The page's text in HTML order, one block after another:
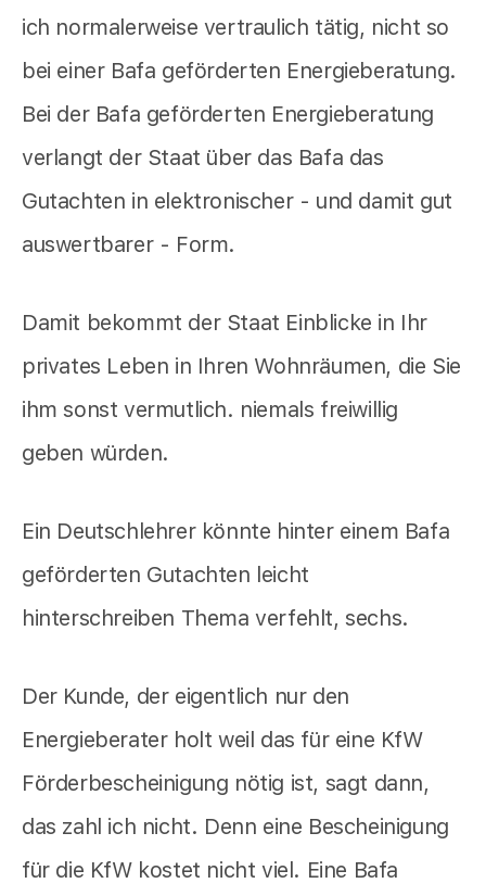
ich normalerweise vertraulich tätig, nicht so
bei einer Bafa geförderten Energieberatung.
Bei der Bafa geförderten Energieberatung
verlangt der Staat über das Bafa das
Gutachten in elektronischer - und damit gut
auswertbarer - Form.
Damit bekommt der Staat Einblicke in Ihr
privates Leben in Ihren Wohnräumen, die Sie
ihm sonst vermutlich. niemals freiwillig
geben würden.
Ein Deutschlehrer könnte hinter einem Bafa
geförderten Gutachten leicht
hinterschreiben Thema verfehlt, sechs.
Der Kunde, der eigentlich nur den
Energieberater holt weil das für eine KfW
Förderbescheinigung nötig ist, sagt dann,
das zahl ich nicht. Denn eine Bescheinigung
für die KfW kostet nicht viel. Eine Bafa